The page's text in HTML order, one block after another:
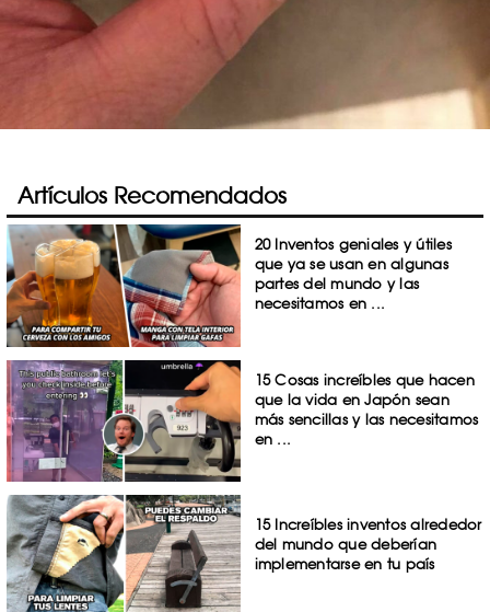
Artículos Recomendados
20 Inventos geniales y útiles
que ya se usan en algunas
partes del mundo y las
necesitamos en ...
15 Cosas increíbles que hacen
que la vida en Japón sean
más sencillas y las necesitamos
en ...
15 Increíbles inventos alrededor
del mundo que deberían
implementarse en tu país